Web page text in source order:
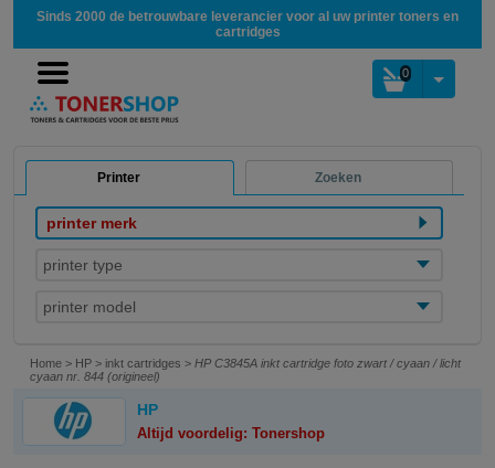
Sinds 2000 de betrouwbare leverancier voor al uw printer toners en
cartridges
0
Printer Zoeken
printer merk
printer type
printer model
Home > HP > inkt cartridges > HP C3845A inkt cartridge foto zwart / cyaan / licht
cyaan nr. 844 (origineel)
HP
Altijd voordelig: Tonershop